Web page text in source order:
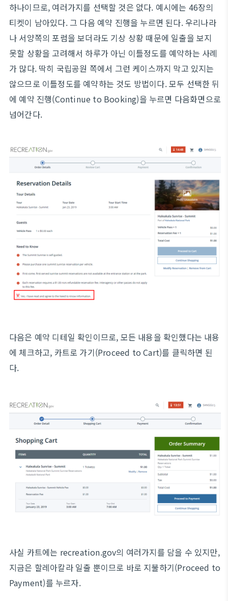
하나이므로, 여러가지를 선택할 것은 없다. 예시에는 46장의
티켓이 남아있다. 그 다음 예약 진행을 누르면 된다. 우리나라
나 서양쪽의 포럼을 보더라도 기상 상황 때문에 일출을 보지
못할 상황을 고려해서 하루가 아닌 이틀정도를 예약하는 사례
가 많다. 딱히 국립공원 쪽에서 그런 케이스까지 막고 있지는
않으므로 이틀정도를 예약하는 것도 방법이다. 모두 선택한 뒤
에 예약 진행(Continue to Booking)을 누르면 다음화면으로
넘어간다.
다음은 예약 디테일 확인이므로, 모든 내용을 확인했다는 내용
에 체크하고, 카트로 가기(Proceed to Cart)를 클릭하면 된
다.
사실 카트에는 recreation.gov의 여러가지를 담을 수 있지만,
지금은 할레아칼라 일출 뿐이므로 바로 지불하기(Proceed to
Payment)를 누르자.